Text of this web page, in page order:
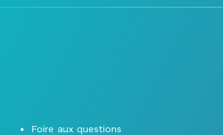
Foire aux questions